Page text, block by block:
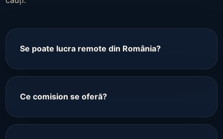
Se poate lucra remote din România?
Ce comision se oferă?